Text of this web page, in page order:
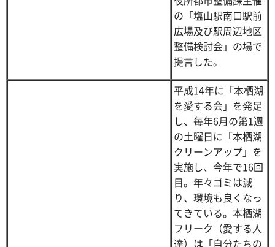
の「塩山駅南口駅前
広場及び駅周辺地区
整備検討会」の場で
提言した。
平成14年に「本栖湖
を愛する会」を発足
し、毎年6月の第1週
の土曜日に「本栖湖
クリーンアップ」を
実施し、今年で16回
目。年々ゴミは減
り、環境も良くなっ
てきている。本栖湖
フリーク（愛する人
達）は「自分たちの